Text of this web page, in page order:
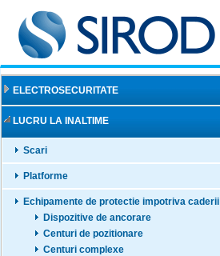
ELECTROSECURITATE
LUCRU LA INALTIME
Scari
Platforme
Echipamente de protectie impotriva caderii
Dispozitive de ancorare
Centuri de pozitionare
Centuri complexe